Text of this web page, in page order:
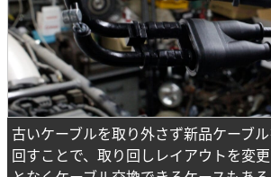
古いケーブルを取り外さず新品ケーブ
回すことで、取り回しレイアウトを変